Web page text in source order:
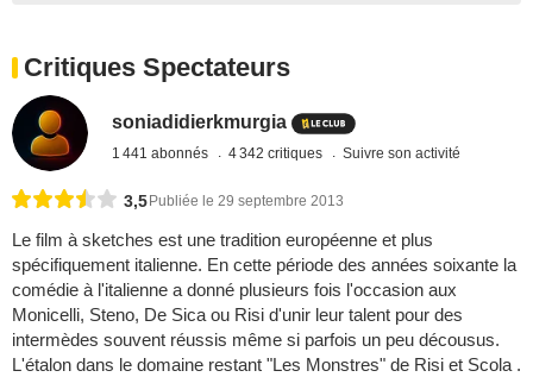
Critiques Spectateurs
soniadidierkmurgia
1 441 abonnés 4 342 critiques Suivre son activité
3,5 Publiée le 29 septembre 2013
Le film à sketches est une tradition européenne et plus
spécifiquement italienne. En cette période des années soixante la
comédie à l'italienne a donné plusieurs fois l'occasion aux
Monicelli, Steno, De Sica ou Risi d'unir leur talent pour des
intermèdes souvent réussis même si parfois un peu décousus.
L'étalon dans le domaine restant "Les Monstres" de Risi et Scola .